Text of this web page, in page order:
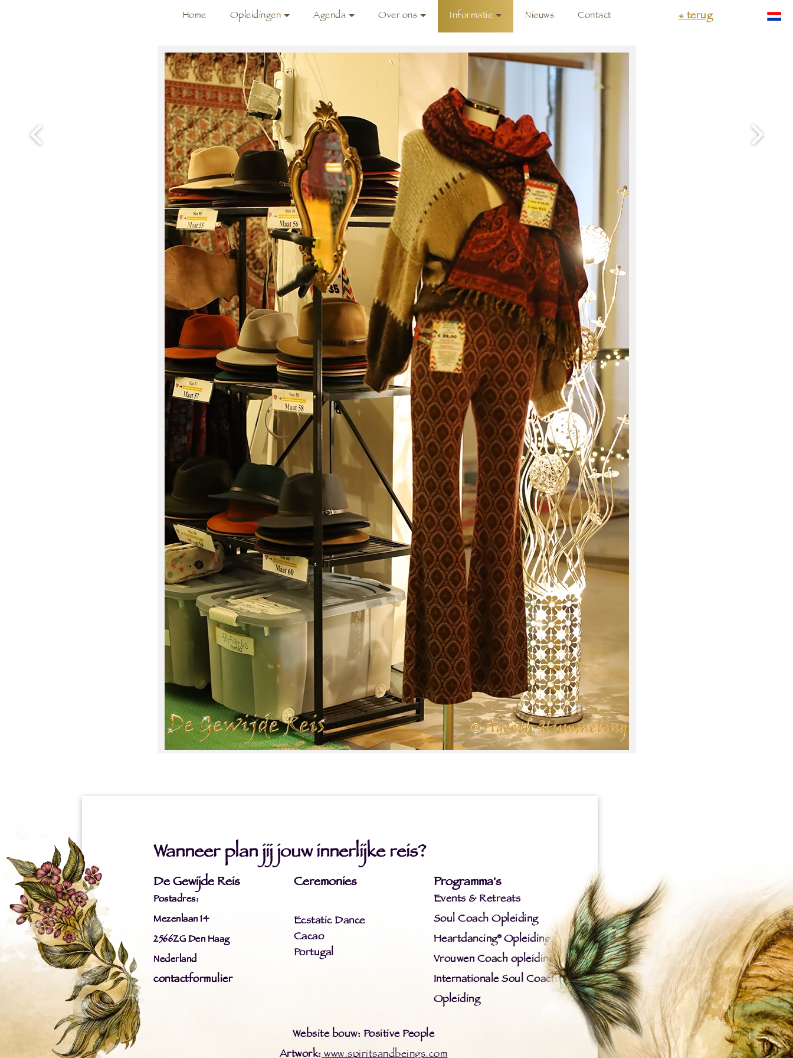
Home Opleidingen Agenda Over ons Informatie Nieuws Contact « terug
Wanneer plan jij jouw innerlijke reis?
De Gewijde Reis
Postadres:
Mezenlaan 14
2566ZG Den Haag
Nederland
contactformulier
Ceremonies
Ecstatic Dance
Cacao
Portugal
Programma's
Events & Retreats
Soul Coach Opleiding
Heartdancing® Opleiding
Vrouwen Coach opleiding
Internationale Soul Coach
Opleiding
Website bouw: Positive People
Artwork: www.spiritsandbeings.com